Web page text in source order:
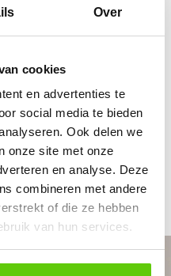
Over
cookies
en advertenties te
social media te bieden
Ook delen we
onze site met onze
en analyse. Deze
combineren met andere
of die ze hebben
van hun services.
aanvragen van
over de
Je kunt
0299
de catering voor je